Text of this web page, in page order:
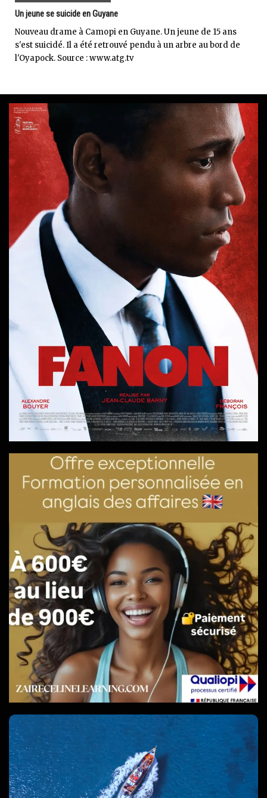
Un jeune se suicide en Guyane
Nouveau drame à Camopi en Guyane. Un jeune de 15 ans
s'est suicidé. Il a été retrouvé pendu à un arbre au bord de
l'Oyapock. Source : www.atg.tv